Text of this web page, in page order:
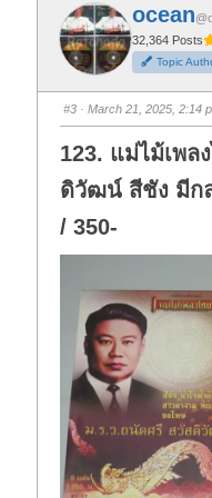
f
o
r
t
h
u
m
b
d
o
n
.
o
t
h
u
m
b
u
p
.
ocean
32,364 Posts
Topic
#3 · March 21, 2025, 2:14
123. แม่ไม้เพล
ดิวัฒน์ สีชัง มีก
/ 350-